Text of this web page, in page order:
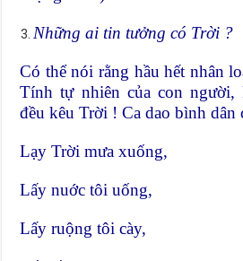
Những ai tin tưởng có Trời ?
Có thể nói rằng hầu hết nhân
Tính tự nhiên của con người,
đều kêu Trời ! Ca dao bình dân
Lạy Trời mưa xuống,
Lấy nuớc tôi uống,
Lấy ruộng tôi cày,